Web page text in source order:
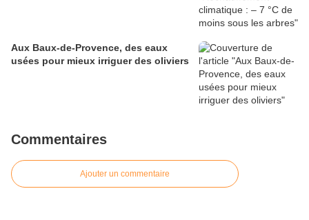
Aux Baux-de-Provence, des eaux
usées pour mieux irriguer des oliviers
Commentaires
Ajouter un commentaire